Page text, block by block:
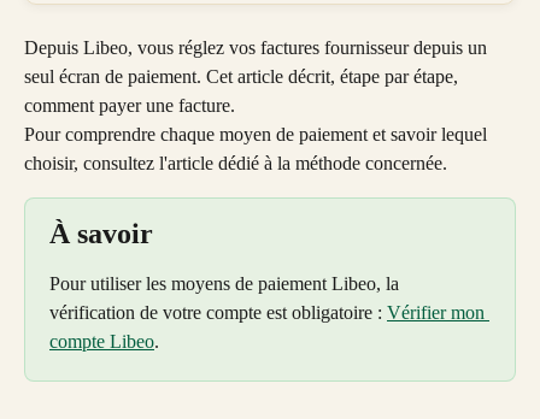
Depuis Libeo, vous réglez vos factures fournisseur depuis un
seul écran de paiement. Cet article décrit, étape par étape,
comment payer une facture.
Pour comprendre chaque moyen de paiement et savoir lequel
choisir, consultez l'article dédié à la méthode concernée.
À savoir
Pour utiliser les moyens de paiement Libeo, la
vérification de votre compte est obligatoire : Vérifier mon
compte Libeo.